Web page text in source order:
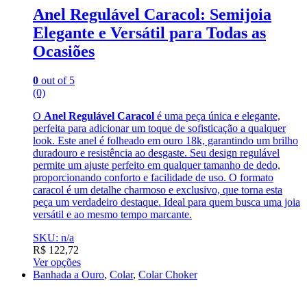
Anel Regulável Caracol: Semijoia
Elegante e Versátil para Todas as
Ocasiões
0 out of 5
(0)
O Anel Regulável Caracol é uma peça única e elegante,
perfeita para adicionar um toque de sofisticação a qualquer
look. Este anel é folheado em ouro 18k, garantindo um brilho
duradouro e resistência ao desgaste. Seu design regulável
permite um ajuste perfeito em qualquer tamanho de dedo,
proporcionando conforto e facilidade de uso. O formato
caracol é um detalhe charmoso e exclusivo, que torna esta
peça um verdadeiro destaque. Ideal para quem busca uma joia
versátil e ao mesmo tempo marcante.
SKU: n/a
R$ 122,72
Ver opções
Banhada a Ouro, Colar, Colar Choker